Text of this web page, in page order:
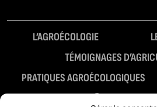
L’AGROÉCOLOGIE
TÉMOIGNAGES
PRATIQUES AGROÉCOLOGIQUES